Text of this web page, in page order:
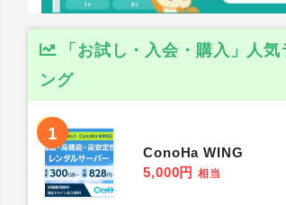
「お試し・入会・購入」人気
ング
1
ConoHa WING
5,000円 相当